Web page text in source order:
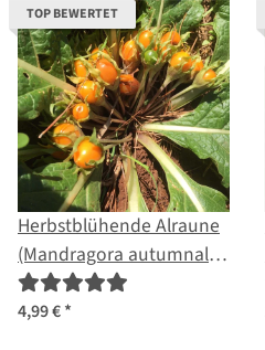
TOP BEWERTET
Herbstblühende Alraune
(Mandragora autumnalis)
Samen
4,99 €*